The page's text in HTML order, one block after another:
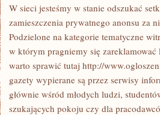
W sieci jesteśmy w stanie odszukać
zamieszczenia prywatnego anonsu za
Podzielone na kategorie tematyczne
w którym pragniemy się
warto sprawić tutaj http://
gazety wypierane są przez serwisy
głównie wśród młodych ludzi,
szukających pokoju czy dla